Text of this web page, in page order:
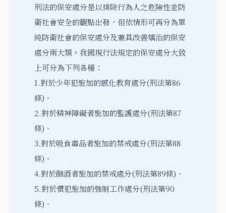
刑法的保安處分是以排除行為人之危險性並防
衛社會安全的觀點出發，但依情形可再分為單
純防衛社會的保安處分及兼具改善矯治的保安
處分兩大類。我國現行法規定的保安處分大致
上可分為下列各種：
1.對於少年犯施加的感化教育處分(刑法第86
條)、
2.對於精神障礙者施加的監護處分(刑法第87
條)、
3.對於吸食毒品者施加的禁戒處分(刑法第88
條)、
4.對於酗酒者施加的禁戒處分(刑法第89條)、
5.對於慣犯施加的強制工作處分(刑法第90
條)、